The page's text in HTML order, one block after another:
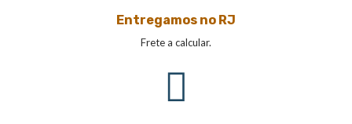
Entregamos no RJ
Frete a calcular.